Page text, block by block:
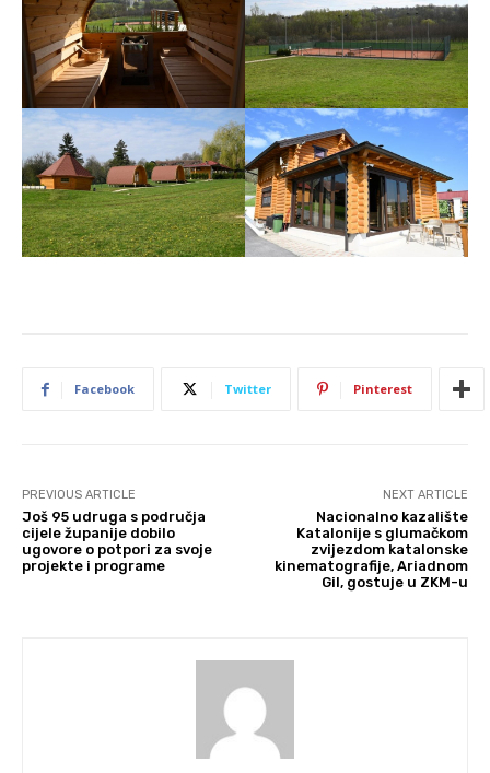
Facebook Twitter Pinterest
PREVIOUS ARTICLE
Još 95 udruga s područja
cijele županije dobilo
ugovore o potpori za svoje
projekte i programe
NEXT ARTICLE
Nacionalno kazalište
Katalonije s glumačkom
zvijezdom katalonske
kinematografije, Ariadnom
Gil, gostuje u ZKM-u